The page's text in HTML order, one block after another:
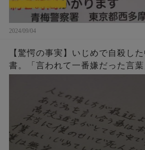
2024/09/04
【驚愕の事実】いじめで自殺し
書。「言われて一番嫌だった言葉